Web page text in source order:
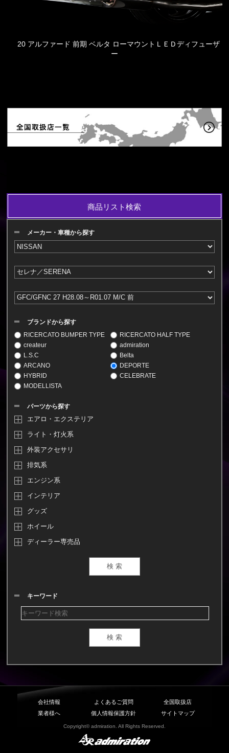
20 アルファード 前期 ベルタ ローマウントＬＥＤディフューザ
ー
商品リスト検索
メーカー・車種から探す
ブランドから探す
RICERCATO BUMPER TYPE
RICERCATO HALF TYPE
createur
admiration
L.S.C
Belta
ARCANO
DEPORTE
HYBRID
CELEBRATE
MODELLISTA
パーツから探す
エアロ・エクステリア
ライト・灯火系
外装アクセサリ
排気系
エンジン系
インテリア
グッズ
ホイール
ディーラー専売品
キーワード
会社情報 よくあるご質問
全国取扱店
業者様へ
個人情報保護方針 サイトマップ
Copyright© admiration. All Rights Reserved.